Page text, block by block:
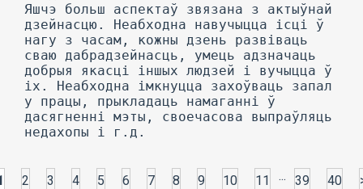
Яшчэ больш аспектаў звязана з актыўнай
дзейнасцю. Неабходна навучыцца ісці ў
нагу з часам, кожны дзень развіваць
сваю дабрадзейнасць, умець адзначаць
добрыя якасці іншых людзей і вучыцца ў
іх. Неабходна імкнуцца захоўваць запал
у працы, прыкладаць намаганні ў
дасягненні мэты, своечасова выпраўляць
недахопы і г.д.
2 3 4 5 6 7 8 9 10 11 ... 39 40